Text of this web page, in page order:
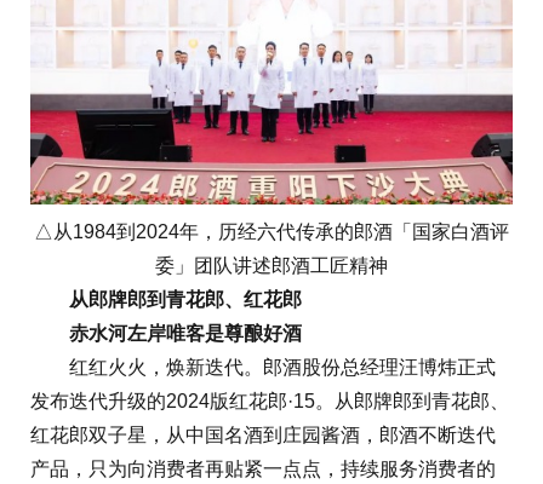
△从1984到2024年，历经六代传承的郎酒「国家白酒评
委」团队讲述郎酒工匠精神
从郎牌郎到青花郎、红花郎
赤水河左岸唯客是尊酿好酒
红红火火，焕新迭代。郎酒股份总经理汪博炜正式
发布迭代升级的2024版红花郎·15。从郎牌郎到青花郎、
红花郎双子星，从中国名酒到庄园酱酒，郎酒不断迭代
产品，只为向消费者再贴紧一点点，持续服务消费者的